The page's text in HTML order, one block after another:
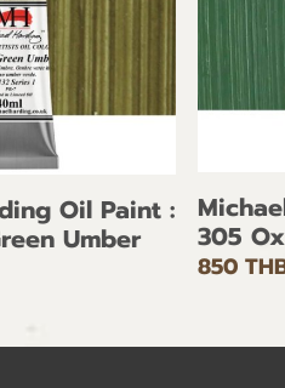
Oil Paint :
Umber
305
850